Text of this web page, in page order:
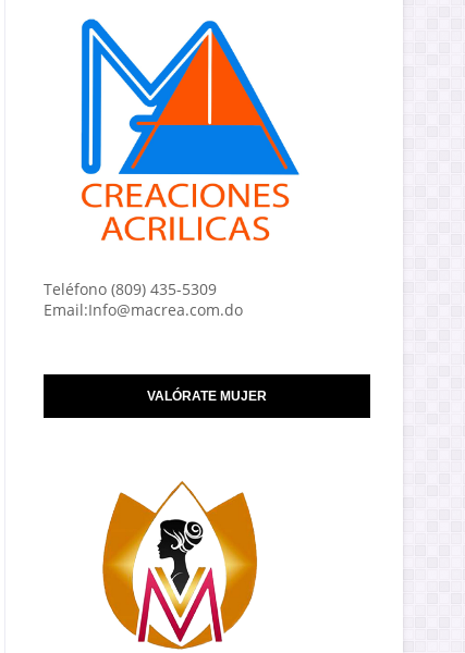
Teléfono (809) 435-5309
Email:Info@macrea.com.do
VALÓRATE MUJER